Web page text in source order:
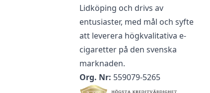
Lidköping och drivs av
entusiaster, med mål och syfte
att leverera högkvalitativa e-
cigaretter på den svenska
marknaden.
Org. Nr: 559079-5265